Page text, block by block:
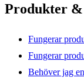
Produkter
Fungerar
Fungerar
Behöver jag